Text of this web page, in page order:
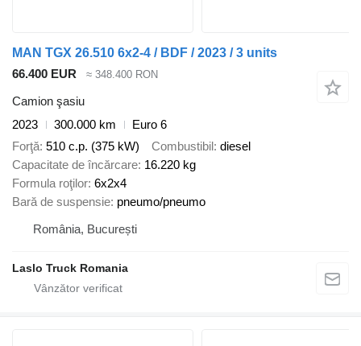
MAN TGX 26.510 6x2-4 / BDF / 2023 / 3 units
66.400 EUR
≈ 348.400 RON
Camion şasiu
2023
300.000 km
Euro 6
Forţă 510 c.p. (375 kW) Combustibil diesel
Capacitate de încărcare 16.220 kg
Formula roţilor 6x2x4
Bară de suspensie pneumo/pneumo
România, București
Laslo Truck Romania